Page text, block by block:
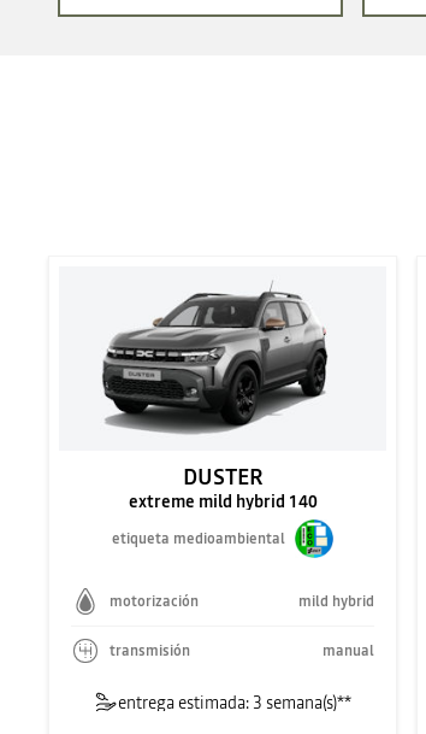
DUSTER
extreme mild hybrid 140
etiqueta medioambiental
motorización mild hybrid
transmisión manual
entrega estimada: 3 semana(s)**